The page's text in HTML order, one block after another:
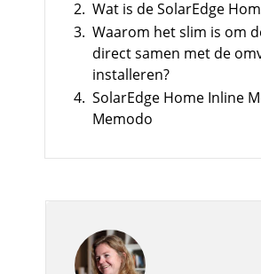
verhogen en pieken verlagen
2. Wat is de SolarEdge
3. Waarom het slim is om
direct samen met de
installeren?
4. SolarEdge Home Inline
Memodo